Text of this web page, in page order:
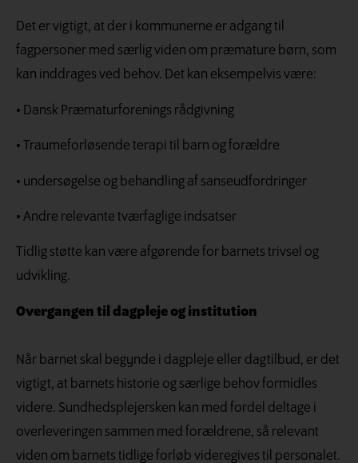
Det er vigtigt, at der i kommunerne er adgang til
fagpersoner med særlig viden om præmature børn, som
kan inddrages ved behov. Det kan eksempelvis være:
• Dansk Præmaturforenings rådgivning
• Traumeforløsende terapi til barn og forældre
• undersøgelse og behandling af sanseudfordringer
• Andre relevante tværfaglige indsatser
Tidlig støtte kan være afgørende for barnets trivsel og
udvikling.
Overgangen til dagpleje og institution
Når barnet skal begynde i dagpleje eller dagtilbud, er det
vigtigt, at barnets historie og særlige behov formidles
videre. Sundhedsplejersken kan med fordel deltage i
overleveringen sammen med forældrene, så relevant
viden om barnets tidlige forløb videregives til personalet.